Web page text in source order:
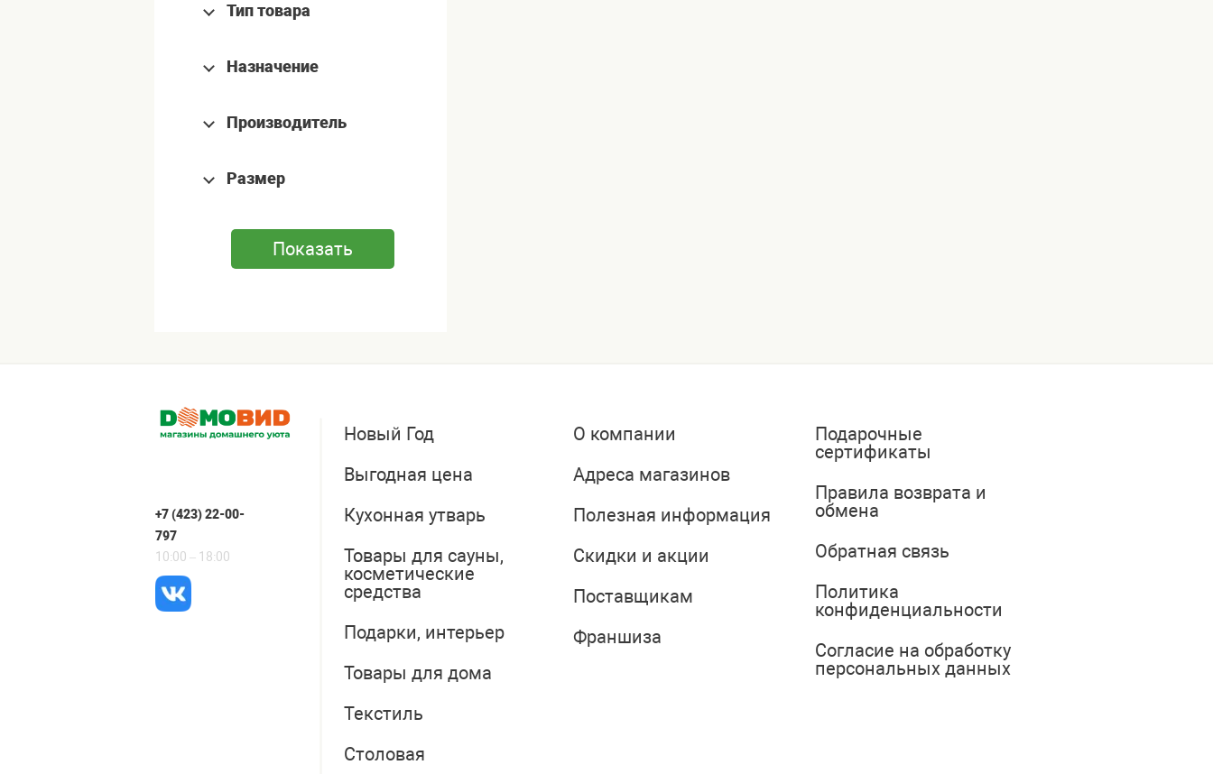
Тип товара
Назначение
Производитель
Размер
+7 (423) 22-00-
797
10:00 – 18:00
Новый Год
Выгодная цена
Кухонная утварь
Товары для сауны,
косметические
средства
Подарки, интерьер
Товары для дома
Текстиль
Столовая
О компании
Адреса магазинов
Полезная информация
Скидки и акции
Поставщикам
Франшиза
Подарочные
сертификаты
Правила возврата и
обмена
Обратная связь
Политика
конфиденциальности
Согласие на обработку
персональных данных